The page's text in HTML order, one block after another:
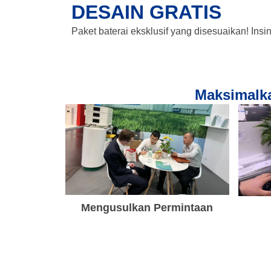
DESAIN GRATIS
Paket baterai eksklusif yang disesuaikan!
Mengusulkan Permintaan